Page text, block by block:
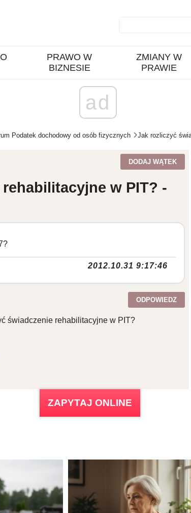
PRAWO W
BIZNESIE
ZMIANY W
PRAWIE
ad
Podatek dochodowy od osób fizycznych Jak rozliczyć
DODAJ WĄTEK
w PIT? -
2012.10.31 9:17:46
ODPOWIEDZ
świadczenie rehabilitacyjne w PIT?
ZAPYTAJ ONLINE